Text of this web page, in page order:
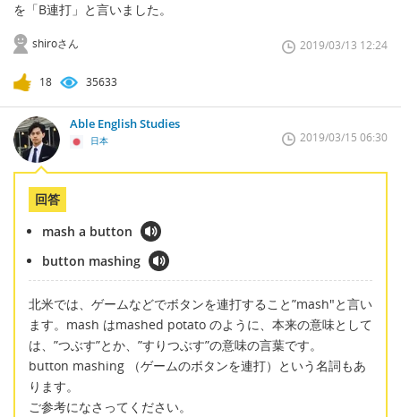
を「B連打」と言いました。
shiroさん 2019/03/13 12:24
18 35633
Able English Studies
日本 2019/03/15 06:30
回答
mash a button
button mashing
北米では、ゲームなどでボタンを連打すること”mash"と言い
ます。mash はmashed potato のように、本来の意味として
は、”つぶす”とか、”すりつぶす”の意味の言葉です。
button mashing （ゲームのボタンを連打）という名詞もあ
ります。
ご参考になさってください。